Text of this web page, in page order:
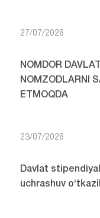
27/07/2026
NOMDOR
NOMZODLARNI
ETMOQDA
23/07/2026
Davlat
uchrashuv